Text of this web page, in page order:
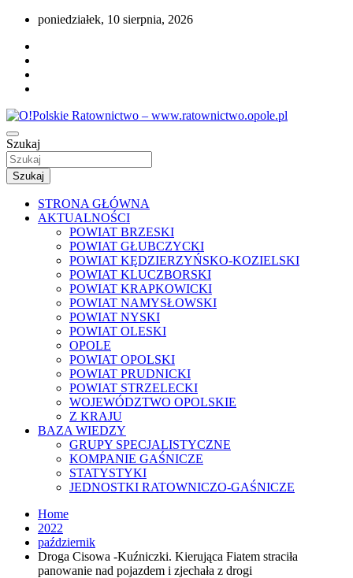
Przejdź
treści
poniedziałek, 10 sierpnia, 2026
O!Polskie Ratownictwo –
www.ratownictwo.opole.pl
Portal opolskiego i polskiego ratownictwa.
Szukaj
Szukaj
STRONA GŁÓWNA
AKTUALNOŚCI
POWIAT BRZESKI
POWIAT GŁUBCZYCKI
POWIAT KĘDZIERZYŃSKO-KOZIELSKI
POWIAT KLUCZBORSKI
POWIAT KRAPKOWICKI
POWIAT NAMYSŁOWSKI
POWIAT NYSKI
POWIAT OLESKI
OPOLE
POWIAT OPOLSKI
POWIAT PRUDNICKI
POWIAT STRZELECKI
WOJEWÓDZTWO OPOLSKIE
Z KRAJU
BAZA WIEDZY
GRUPY SPECJALISTYCZNE
KOMPANIE GAŚNICZE
STATYSTYKI
JEDNOSTKI RATOWNICZO-GAŚNICZE
Home
2022
październik
Droga Cisowa -Kuźniczki. Kierująca Fiatem straciła
panowanie nad pojazdem i zjechała z drogi